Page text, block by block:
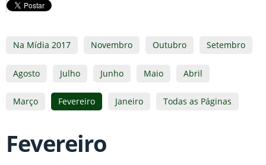
Na Mídia 2017 Novembro Outubro Setembro
Agosto Julho Junho Maio Abril
Março Fevereiro Janeiro Todas as Páginas
Fevereiro